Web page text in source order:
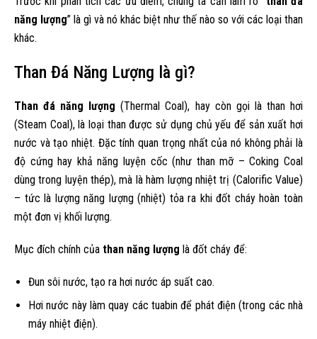
năng lượng” là gì và nó khác biệt như thế nào so với các loại than
khác.
Than Đá Năng Lượng là gì?
Than đá năng lượng (Thermal Coal), hay còn gọi là than hơi
(Steam Coal), là loại than được sử dụng chủ yếu để sản xuất hơi
nước và tạo nhiệt. Đặc tính quan trọng nhất của nó không phải là
độ cứng hay khả năng luyện cốc (như than mỡ – Coking Coal
dùng trong luyện thép), mà là hàm lượng nhiệt trị (Calorific Value)
– tức là lượng năng lượng (nhiệt) tỏa ra khi đốt cháy hoàn toàn
một đơn vị khối lượng.
Mục đích chính của than năng lượng là đốt cháy để:
Đun sôi nước, tạo ra hơi nước áp suất cao.
Hơi nước này làm quay các tuabin để phát điện (trong các nhà
máy nhiệt điện).